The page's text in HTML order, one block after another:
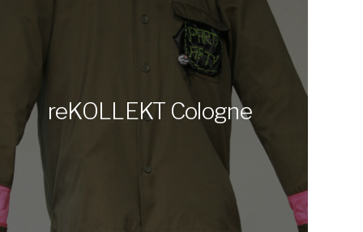
reKOLLEKT Cologne